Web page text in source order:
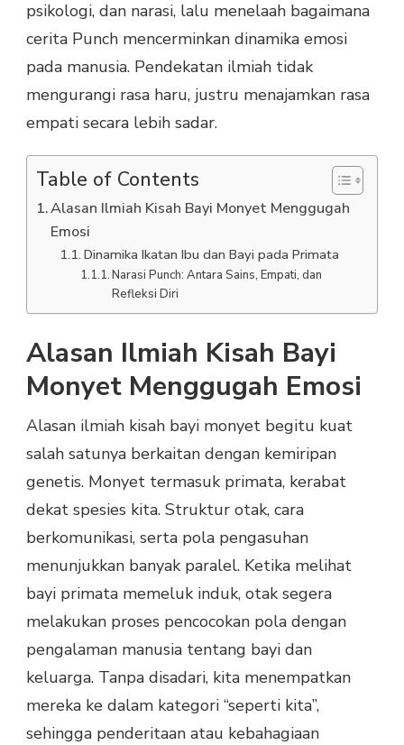
psikologi, dan narasi, lalu menelaah bagaimana
cerita Punch mencerminkan dinamika emosi
pada manusia. Pendekatan ilmiah tidak
mengurangi rasa haru, justru menajamkan rasa
empati secara lebih sadar.
Table of Contents
Alasan Ilmiah Kisah Bayi Monyet Menggugah
Emosi
Dinamika Ikatan Ibu dan Bayi pada Primata
Narasi Punch: Antara Sains, Empati, dan
Refleksi Diri
Alasan Ilmiah Kisah Bayi
Monyet Menggugah Emosi
Alasan ilmiah kisah bayi monyet begitu kuat
salah satunya berkaitan dengan kemiripan
genetis. Monyet termasuk primata, kerabat
dekat spesies kita. Struktur otak, cara
berkomunikasi, serta pola pengasuhan
menunjukkan banyak paralel. Ketika melihat
bayi primata memeluk induk, otak segera
melakukan proses pencocokan pola dengan
pengalaman manusia tentang bayi dan
keluarga. Tanpa disadari, kita menempatkan
mereka ke dalam kategori “seperti kita”,
sehingga penderitaan atau kebahagiaan